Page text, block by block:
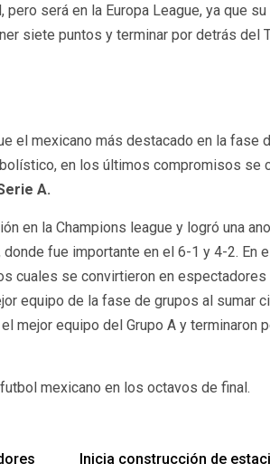
pero será en la Europa League, ya que
siete puntos y terminar por detrás del
el mexicano más destacado en la fase
en los últimos compromisos se
A.
en la Champions league y logró una
fue importante en el 6-1 y 4-2. En
cuales se convirtieron en espectadores
equipo de la fase de grupos al sumar
mejor equipo del Grupo A y terminaron
mexicano en los octavos de final.
Inicia construcción de